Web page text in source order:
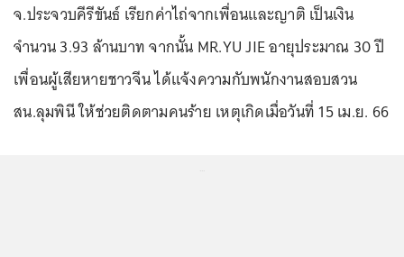
จ.ประจวบคีรีขันธ์ เรียกค่าไถ่จากเพื่อนและญาติ เป็นเงิน
จำนวน 3.93 ล้านบาท จากนั้น MR.YU JIE อายุประมาณ 30 ปี
เพื่อนผู้เสียหายชาวจีน ได้แจ้งความกับพนักงานสอบสวน
สน.ลุมพินี ให้ช่วยติดตามคนร้าย เหตุเกิดเมื่อวันที่ 15 เม.ย. 66